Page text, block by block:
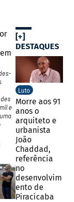
e
[+]
DESTAQUES
Luto
Morre aos 91
anos o
arquiteto e
urbanista
João
Chaddad,
referência
no
desenvolvim
ento de
Piracicaba